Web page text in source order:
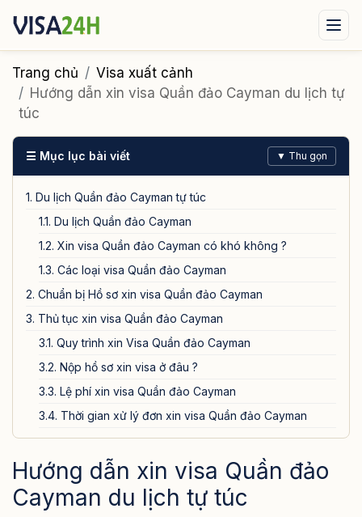
Visa xuất cảnh Visa nhập cảnh
Tin tức
Tư vấn ngay qua Zalo
Trang chủ
Visa xuất cảnh
Hướng dẫn xin visa Quần đảo Cayman du lịch tự
túc
☰ Mục lục bài viết ▼ Thu gọn
1. Du lịch Quần đảo Cayman tự túc
1.1. Du lịch Quần đảo Cayman
1.2. Xin visa Quần đảo Cayman có khó không ?
1.3. Các loại visa Quần đảo Cayman
2. Chuẩn bị Hồ sơ xin visa Quần đảo Cayman
3. Thủ tục xin visa Quần đảo Cayman
3.1. Quy trình xin Visa Quần đảo Cayman
3.2. Nộp hồ sơ xin visa ở đâu ?
3.3. Lệ phí xin visa Quần đảo Cayman
3.4. Thời gian xử lý đơn xin visa Quần đảo Cayman
4. Các lưu ý quan trọng khi xin visa Quần đảo Cayman du
lịch tự túc
5. Dịch vụ xin visa Quần đảo Cayman của Visa24h.vn
Hướng dẫn xin visa Quần đảo
Cayman du lịch tự túc